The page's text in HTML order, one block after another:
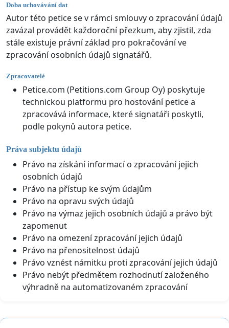
Doba uchovávání dat
Autor této petice se v rámci smlouvy o zpracování údajů
zavázal provádět každoroční přezkum, aby zjistil, zda
stále existuje právní základ pro pokračování ve
zpracování osobních údajů signatářů.
Zpracovatelé
Petice.com (Petitions.com Group Oy) poskytuje
technickou platformu pro hostování petice a
zpracovává informace, které signatáři poskytli,
podle pokynů autora petice.
Práva subjektu údajů
Právo na získání informací o zpracování jejich
osobních údajů
Právo na přístup ke svým údajům
Právo na opravu svých údajů
Právo na výmaz jejich osobních údajů a právo být
zapomenut
Právo na omezení zpracování jejich údajů
Právo na přenositelnost údajů
Právo vznést námitku proti zpracování jejich údajů
Právo nebýt předmětem rozhodnutí založeného
výhradně na automatizovaném zpracování